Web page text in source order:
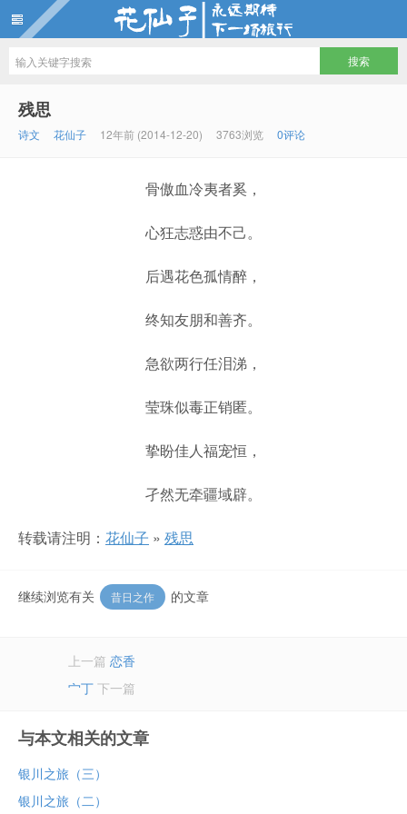
残思
诗文 花仙子 12年前 (2014-12-20) 3763浏览 0评论
骨傲血冷夷者奚，
心狂志惑由不己。
后遇花色孤情醉，
终知友朋和善齐。
急欲两行任泪涕，
莹珠似毒正销匿。
挚盼佳人福宠恒，
孑然无牵疆域辟。
转载请注明： 花仙子 » 残思
继续浏览有关 昔日之作 的文章
上一篇 恋香
宀丁 下一篇
与本文相关的文章
银川之旅（三）
银川之旅（二）